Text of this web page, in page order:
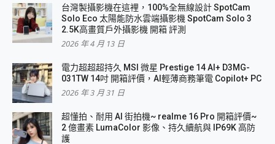
台灣製攝影機在這裡，100%全無線設計 SpotCam
Solo Eco 太陽能防水雲端攝影機 SpotCam Solo 3
2.5K高畫質戶外攝影機 開箱 評測
2026 年 4 月 13 日
電力超超超持久 MSI 微星 Prestige 14 AI+ D3MG-
031TW 14吋 開箱評價，AI輕薄商務筆電 Copilot+ PC
2026 年 3 月 31 日
超懂拍、耐用 AI 街拍機~ realme 16 Pro 開箱評價~
2 億畫素 LumaColor 影像、持久續航與 IP69K 高防
護